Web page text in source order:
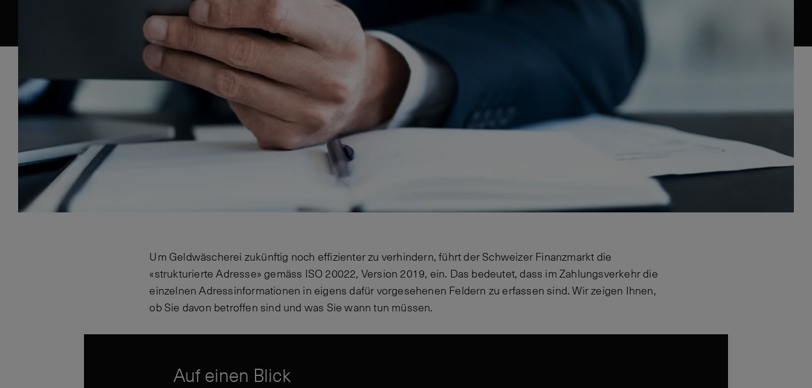
Um Geldwäscherei zukünftig noch effizienter zu verhindern, führt der Schweizer Finanzmarkt die
«strukturierte Adresse» gemäss ISO 20022, Version 2019, ein. Das bedeutet, dass im Zahlungsverkehr die
einzelnen Adressinformationen in eigens dafür vorgesehenen Feldern zu erfassen sind. Wir zeigen Ihnen,
ob Sie davon betroffen sind und was Sie wann tun müssen.
Auf einen Blick